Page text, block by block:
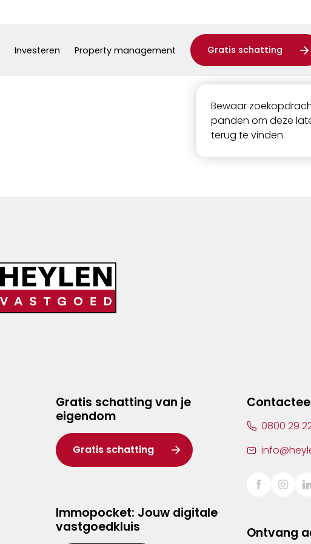
Investeren Property management Gratis schatting
Bewaar
panden om deze
terug te vinden.
Gratis schatting van je
eigendom
Gratis schatting
Immopocket: Jouw digitale
vastgoedkluis
0800 29
Ontvang